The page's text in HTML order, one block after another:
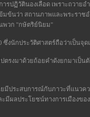
ปฏิวัตินองเลือด เพราะถวาย
มข้นว่า สถานภาพและพระรา
พวก "กษัตริย์นิยม"
งนักประวัติศาสตร์ถือว่าเป็นจุ
ตรงมาด้วยถ้อยคำดังยกมาเป็
มีประสบการณ์กับภาวะที่แนว
ะมีผลประโยชน์ทางการเมืองข